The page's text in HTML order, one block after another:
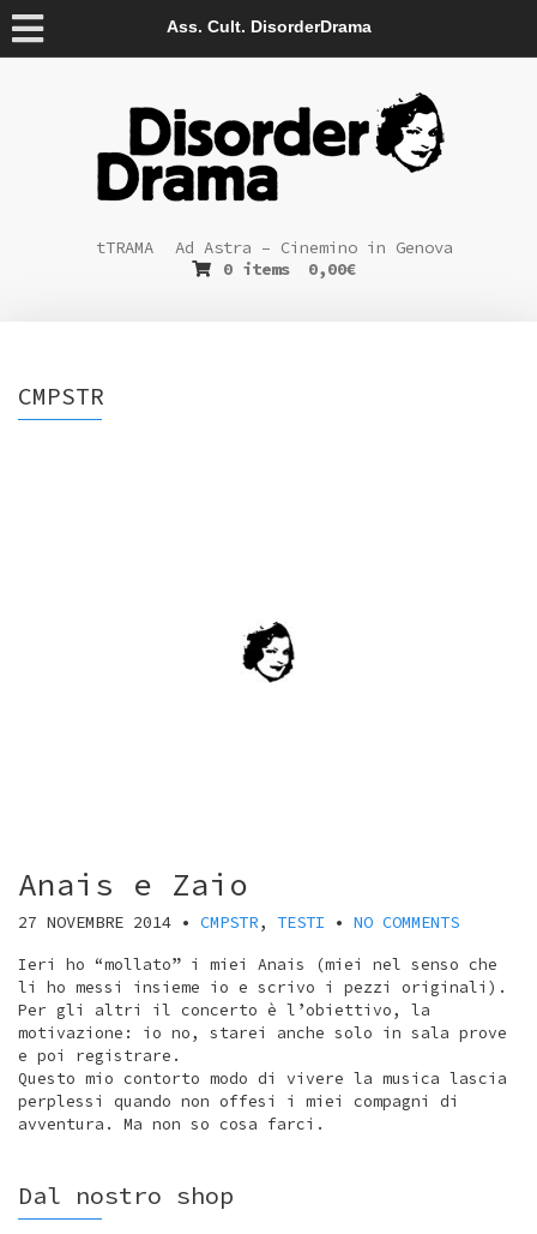
Ass. Cult. DisorderDrama
tTRAMA
Ad Astra – Cinemino in Genova
0 items
0,00€
CMPSTR
Anais e Zaio
27 NOVEMBRE 2014 • CMPSTR, TESTI • NO COMMENTS
Ieri ho “mollato” i miei Anais (miei nel senso che
li ho messi insieme io e scrivo i pezzi originali).
Per gli altri il concerto è l’obiettivo, la
motivazione: io no, starei anche solo in sala prove
e poi registrare.
Questo mio contorto modo di vivere la musica lascia
perplessi quando non offesi i miei compagni di
avventura. Ma non so cosa farci.
Dal nostro shop